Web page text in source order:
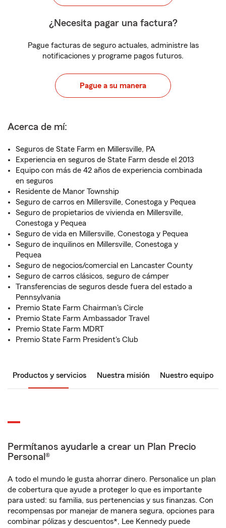
¿Necesita pagar una factura?
Pague facturas de seguro actuales, administre las
notificaciones y programe pagos futuros.
Pague a su manera
Acerca de mí:
Seguros de State Farm en Millersville, PA
Experiencia en seguros de State Farm desde el 2013
Equipo con más de 42 años de experiencia combinada
en seguros
Residente de Manor Township
Seguro de carros en Millersville, Conestoga y Pequea
Seguro de propietarios de vivienda en Millersville,
Conestoga y Pequea
Seguro de vida en Millersville, Conestoga y Pequea
Seguro de inquilinos en Millersville, Conestoga y
Pequea
Seguro de negocios/comercial en Lancaster County
Seguro de carros clásicos, seguro de cámper
Transferencias de seguros desde fuera del estado a
Pennsylvania
Premio State Farm Chairman's Circle
Premio State Farm Ambassador Travel
Premio State Farm MDRT
Premio State Farm President's Club
Productos y servicios Nuestra misión Nuestro equipo
Permítanos ayudarle a crear un Plan Precio
Personal®
A todo el mundo le gusta ahorrar dinero. Personalice un plan
de cobertura que ayude a proteger lo que es importante
para usted: su familia, sus pertenencias y sus finanzas. Con
recompensas por manejar de manera segura, opciones para
combinar pólizas y descuentos*, Lee Kennedy puede